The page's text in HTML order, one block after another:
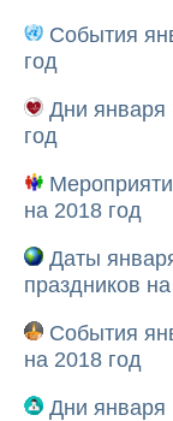
События
год
Дни января
год
на 2018 год
Даты
праздников
События
на 2018 год
Дни января